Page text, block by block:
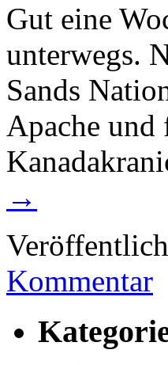
Gut eine
unterwegs.
Sands
Apache und
→
Kommentar